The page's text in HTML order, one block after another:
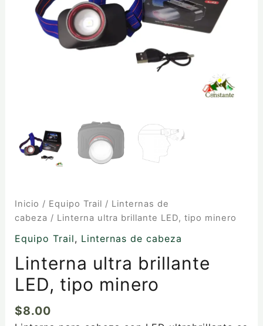
Inicio / Equipo Trail / Linternas de
cabeza / Linterna ultra brillante LED, tipo minero
Equipo Trail, Linternas de cabeza
Linterna ultra brillante
LED, tipo minero
$8.00